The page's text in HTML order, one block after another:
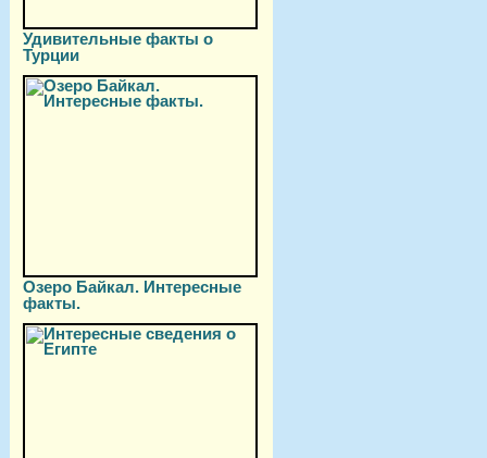
Удивительные факты о
Турции
Озеро Байкал. Интересные
факты.